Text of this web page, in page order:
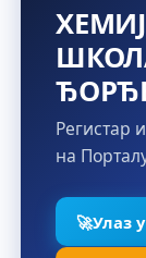
Регистар
на
🚀Улаз